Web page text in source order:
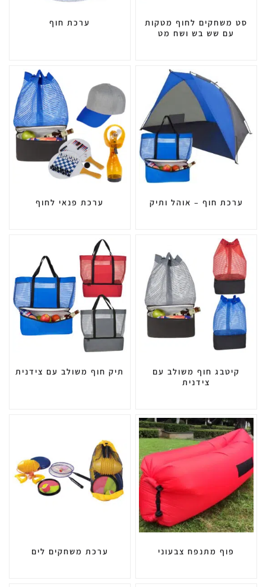
סט משחקים לחוף מטקות
עם שש בש ושח מט
ערכת חוף
ערכת חוף – אוהל ותיק ערכת פנאי לחוף
קיטבג חוף משולב עם
צידנית
תיק חוף משולב עם צידנית
פוף מתנפח צבעוני ערכת משחקים לים